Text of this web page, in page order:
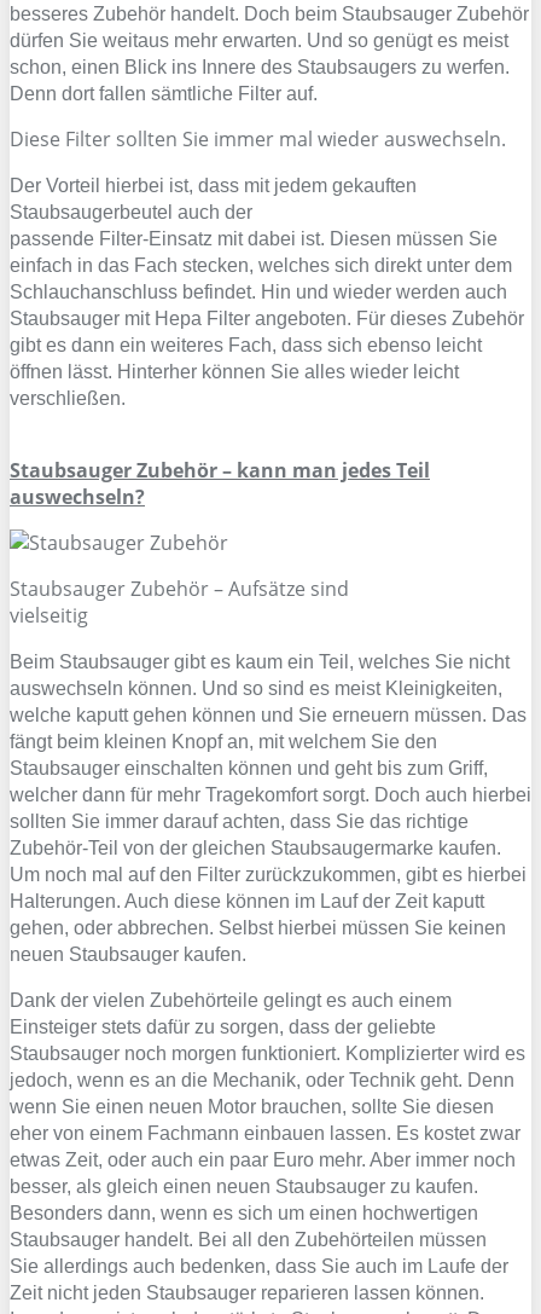
besseres Zubehör handelt. Doch beim Staubsauger Zubehör
dürfen Sie weitaus mehr erwarten. Und so genügt es meist
schon, einen Blick ins Innere des Staubsaugers zu werfen.
Denn dort fallen sämtliche Filter auf.
Diese Filter sollten Sie immer mal wieder auswechseln.
Der Vorteil hierbei ist, dass mit jedem gekauften
Staubsaugerbeutel auch der
passende Filter-Einsatz mit dabei ist. Diesen müssen Sie
einfach in das Fach stecken, welches sich direkt unter dem
Schlauchanschluss befindet. Hin und wieder werden auch
Staubsauger mit Hepa Filter angeboten. Für dieses Zubehör
gibt es dann ein weiteres Fach, dass sich ebenso leicht
öffnen lässt. Hinterher können Sie alles wieder leicht
verschließen.
Staubsauger Zubehör – kann man jedes Teil
auswechseln?
Staubsauger Zubehör – Aufsätze sind
vielseitig
Beim Staubsauger gibt es kaum ein Teil, welches Sie nicht
auswechseln können. Und so sind es meist Kleinigkeiten,
welche kaputt gehen können und Sie erneuern müssen. Das
fängt beim kleinen Knopf an, mit welchem Sie den
Staubsauger einschalten können und geht bis zum Griff,
welcher dann für mehr Tragekomfort sorgt. Doch auch hierbei
sollten Sie immer darauf achten, dass Sie das richtige
Zubehör-Teil von der gleichen Staubsaugermarke kaufen.
Um noch mal auf den Filter zurückzukommen, gibt es hierbei
Halterungen. Auch diese können im Lauf der Zeit kaputt
gehen, oder abbrechen. Selbst hierbei müssen Sie keinen
neuen Staubsauger kaufen.
Dank der vielen Zubehörteile gelingt es auch einem
Einsteiger stets dafür zu sorgen, dass der geliebte
Staubsauger noch morgen funktioniert. Komplizierter wird es
jedoch, wenn es an die Mechanik, oder Technik geht. Denn
wenn Sie einen neuen Motor brauchen, sollte Sie diesen
eher von einem Fachmann einbauen lassen. Es kostet zwar
etwas Zeit, oder auch ein paar Euro mehr. Aber immer noch
besser, als gleich einen neuen Staubsauger zu kaufen.
Besonders dann, wenn es sich um einen hochwertigen
Staubsauger handelt. Bei all den Zubehörteilen müssen
Sie allerdings auch bedenken, dass Sie auch im Laufe der
Zeit nicht jeden Staubsauger reparieren lassen können.